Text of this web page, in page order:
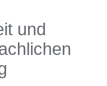
und